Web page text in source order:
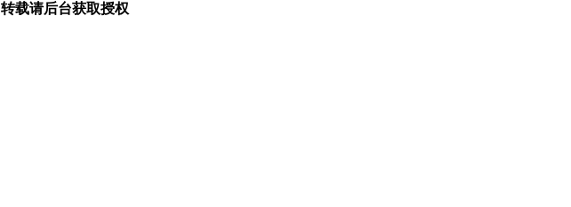
转载请后台获取授权